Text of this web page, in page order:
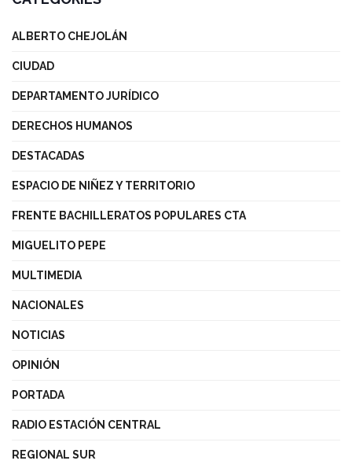
ALBERTO CHEJOLÁN
CIUDAD
DEPARTAMENTO JURÍDICO
DERECHOS HUMANOS
DESTACADAS
ESPACIO DE NIÑEZ Y TERRITORIO
FRENTE BACHILLERATOS POPULARES CTA
MIGUELITO PEPE
MULTIMEDIA
NACIONALES
NOTICIAS
OPINIÓN
PORTADA
RADIO ESTACIÓN CENTRAL
REGIONAL SUR